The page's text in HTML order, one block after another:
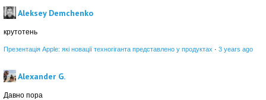
Aleksey Demchenko
крутотень
Презентація Apple: які новації техногіганта представлено у продуктах · 3 years ago
Alexander G.
Давно пора